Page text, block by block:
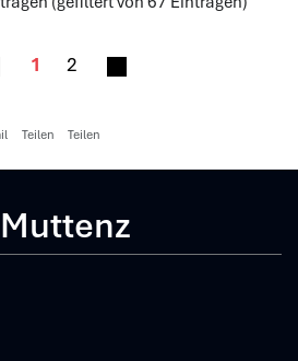
1 2
Teilen Teilen